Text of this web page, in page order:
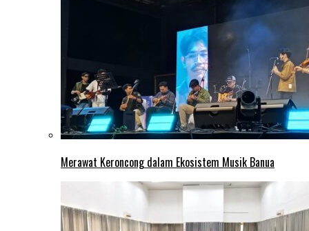
Merawat Keroncong dalam Ekosistem Musik Banua